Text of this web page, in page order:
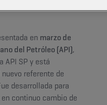
en marzo de
del Petróleo (API),
API SP y está
referente de
desarrollada para
continuo cambio de